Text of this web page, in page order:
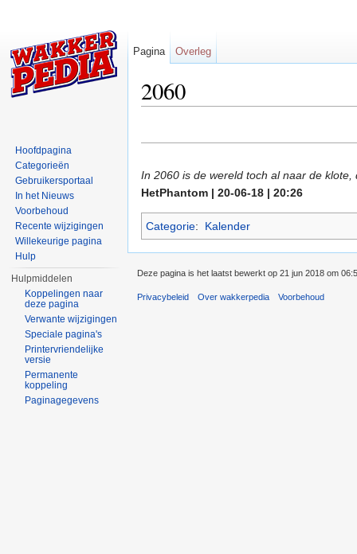
2060
In 2060 is de wereld toch al naar de klote,
HetPhantom | 20-06-18 | 20:26
Categorie: Kalender
Pagina Overleg
Hoofdpagina
Categorieën
Gebruikersportaal
In het Nieuws
Voorbehoud
Recente wijzigingen
Willekeurige pagina
Hulp
Hulpmiddelen
Koppelingen naar
deze pagina
Verwante wijzigingen
Speciale pagina's
Printervriendelijke
versie
Permanente
koppeling
Paginagegevens
Deze pagina is het laatst bewerkt op 21 jun 2018 om
Privacybeleid Over wakkerpedia Voorbehoud